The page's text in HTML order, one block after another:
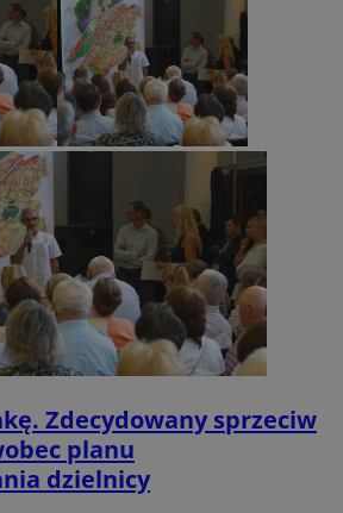
Zdecydowany sprzeciw
planu
dzielnicy